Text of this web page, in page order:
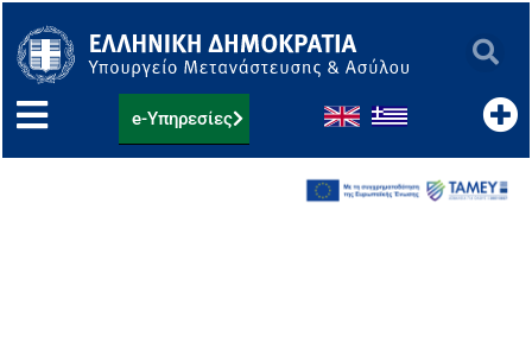
στο
περιεχόμενο
e-Υπηρεσίες